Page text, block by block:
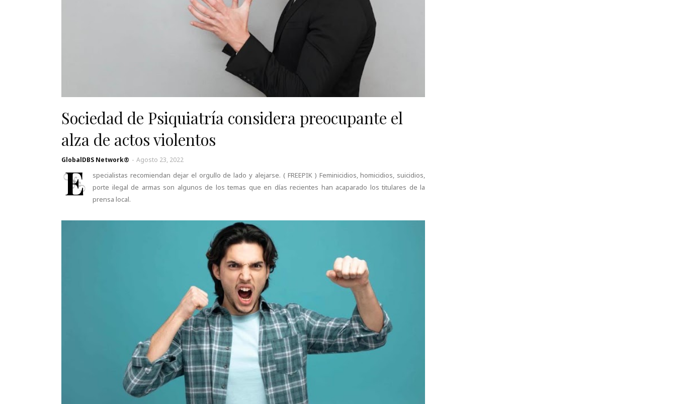
Sociedad de Psiquiatría considera preocupante el
alza de actos violentos
GlobalDBS Network® - Agosto 23, 2022
E
specialistas recomiendan dejar el orgullo de lado y alejarse. ( FREEPIK ) Feminicidios, homicidios, suicidios,
porte ilegal de armas son algunos de los temas que en días recientes han acaparado los titulares de la
prensa local.